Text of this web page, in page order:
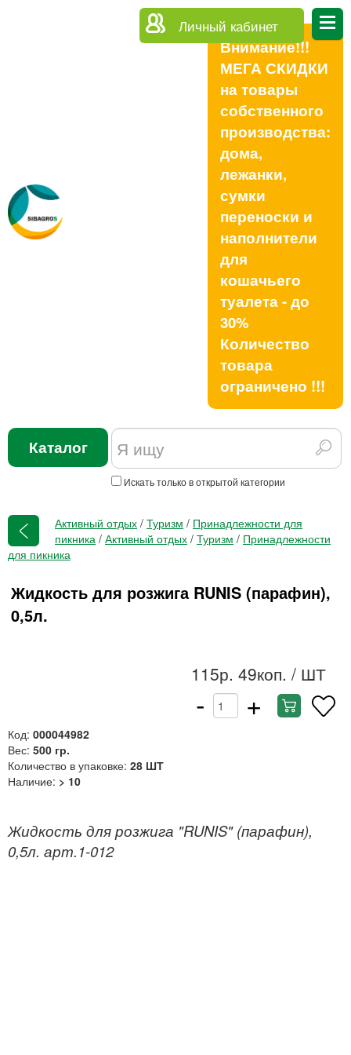
Личный кабинет
Внимание!!!
МЕГА СКИДКИ
на товары
собственного
производства:
дома,
лежанки,
сумки
переноски и
наполнители
для
кошачьего
туалета - до
30%
Количество
товара
ограничено !!!
Каталог
Искать только в открытой категории
Активный отдых / Туризм / Принадлежности для
пикника / Активный отдых / Туризм / Принадлежности
для пикника
Жидкость для розжига RUNIS (парафин),
0,5л.
115р. 49коп. / ШТ
- +
Код: 000044982
Вес: 500 гр.
Количество в упаковке: 28 ШТ
Наличие: > 10
Жидкость для розжига "RUNIS" (парафин),
0,5л. арт.1-012